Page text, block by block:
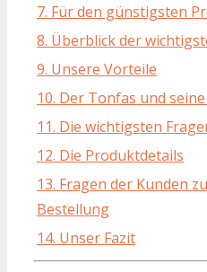
7. Für den günstigsten
8. Überblick der
9. Unsere Vorteile
10. Der Tonfas und
11. Die wichtigsten
12. Die Produktdetails
13. Fragen der Kunden
Bestellung
14. Unser Fazit